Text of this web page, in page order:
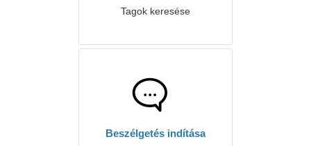
Tagok keresése
Beszélgetés indítása